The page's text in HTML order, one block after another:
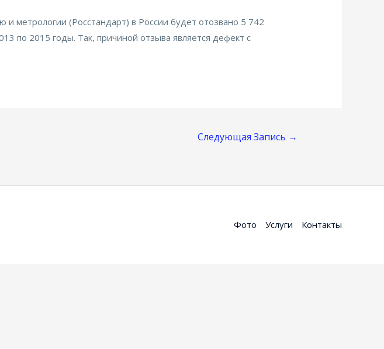
метрологии (Росстандарт) в России будет отозвано 5 742
по 2015 годы. Так, причиной отзыва является дефект с
Следующая Запись →
Фото Услуги Контакты